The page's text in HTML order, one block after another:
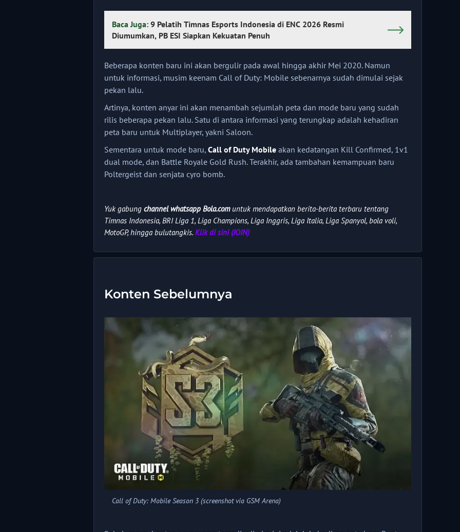
Baca Juga: 9 Pelatih Timnas Esports Indonesia di ENC 2026 Resmi
Diumumkan, PB ESI Siapkan Kekuatan Penuh
Beberapa konten baru ini akan bergulir pada awal hingga akhir Mei 2020. Namun
untuk informasi, musim keenam Call of Duty: Mobile sebenarnya sudah dimulai sejak
pekan lalu.
Artinya, konten anyar ini akan menambah sejumlah peta dan mode baru yang sudah
rilis beberapa pekan lalu. Satu di antara informasi yang terungkap adalah kehadiran
peta baru untuk Multiplayer, yakni Saloon.
Sementara untuk mode baru, Call of Duty Mobile akan kedatangan Kill Confirmed, 1v1
dual mode, dan Battle Royale Gold Rush. Terakhir, ada tambahan kemampuan baru
Poltergeist dan senjata cyro bomb.
Yuk gabung channel whatsapp Bola.comuntuk mendapatkan berita-berita terbaru tentang
Timnas Indonesia, BRI Liga 1, Liga Champions, Liga Inggris, Liga Italia, Liga Spanyol, bola voli,
MotoGP, hingga bulutangkis. Klik di sini (JOIN)
Konten Sebelumnya
Call of Duty: Mobile Season 3 (screenshot via GSM Arena)